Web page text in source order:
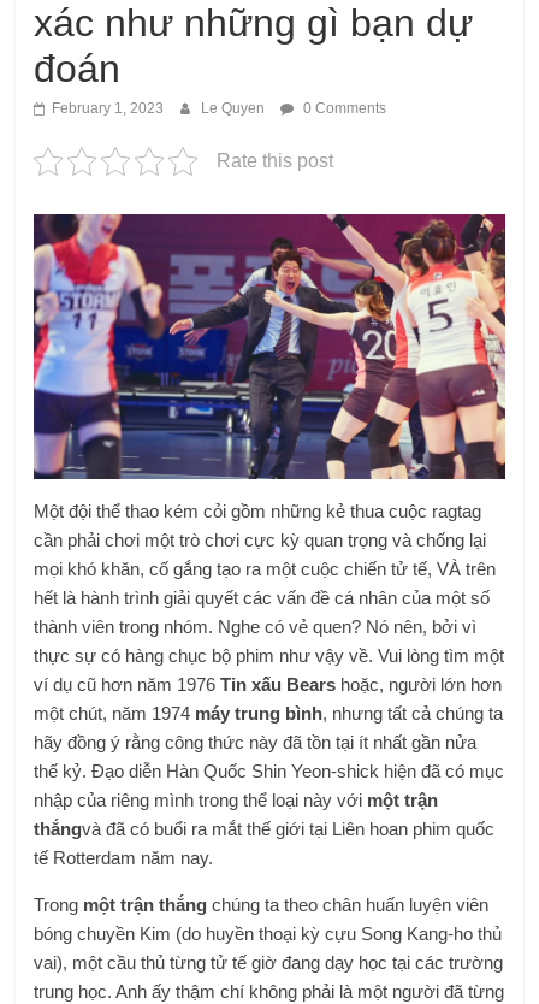
xác như những gì bạn dự
đoán
February 1, 2023 Le Quyen 0 Comments
Rate this post
Một đội thể thao kém cỏi gồm những kẻ thua cuộc ragtag
cần phải chơi một trò chơi cực kỳ quan trọng và chống lại
mọi khó khăn, cố gắng tạo ra một cuộc chiến tử tế, VÀ trên
hết là hành trình giải quyết các vấn đề cá nhân của một số
thành viên trong nhóm. Nghe có vẻ quen? Nó nên, bởi vì
thực sự có hàng chục bộ phim như vậy về. Vui lòng tìm một
ví dụ cũ hơn năm 1976Tin xấu Bears hoặc, người lớn hơn
một chút, năm 1974 máy trung bình, nhưng tất cả chúng ta
hãy đồng ý rằng công thức này đã tồn tại ít nhất gần nửa
thế kỷ. Đạo diễn Hàn Quốc Shin Yeon-shick hiện đã có mục
nhập của riêng mình trong thể loại này với một trận
thắngvà đã có buổi ra mắt thế giới tại Liên hoan phim quốc
tế Rotterdam năm nay.
Trong một trận thắng chúng ta theo chân huấn luyện viên
bóng chuyền Kim (do huyền thoại kỳ cựu Song Kang-ho thủ
vai), một cầu thủ từng tử tế giờ đang dạy học tại các trường
trung học. Anh ấy thậm chí không phải là một người đã từng